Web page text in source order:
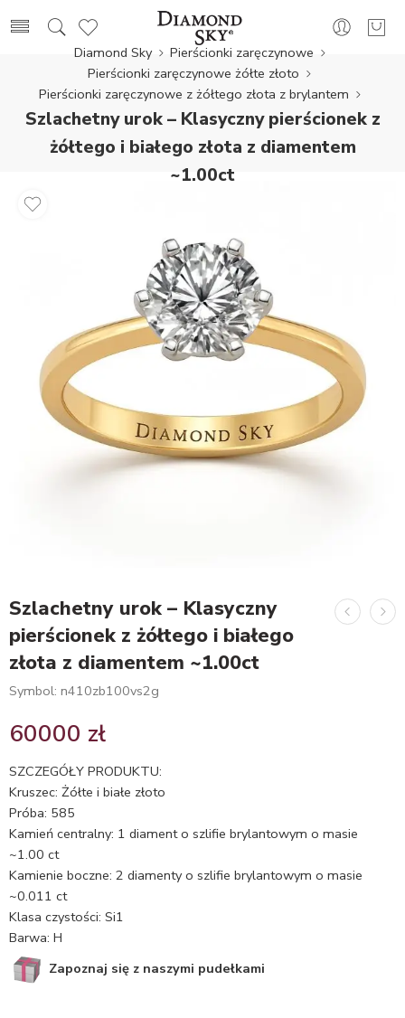
Diamond Sky
Pierścionki zaręczynowe
Pierścionki zaręczynowe żółte złoto
Pierścionki zaręczynowe z żółtego złota z brylantem
Szlachetny urok – Klasyczny pierścionek z
żółtego i białego złota z diamentem
~1.00ct
Szlachetny urok – Klasyczny
pierścionek z żółtego i białego
złota z diamentem ~1.00ct
Symbol: n410zb100vs2g
60000 zł
SZCZEGÓŁY PRODUKTU:
Kruszec: Żółte i białe złoto
Próba: 585
Kamień centralny: 1 diament o szlifie brylantowym o masie
~1.00 ct
Kamienie boczne: 2 diamenty o szlifie brylantowym o masie
~0.011 ct
Klasa czystości: Si1
Barwa: H
Zapoznaj się z naszymi pudełkami